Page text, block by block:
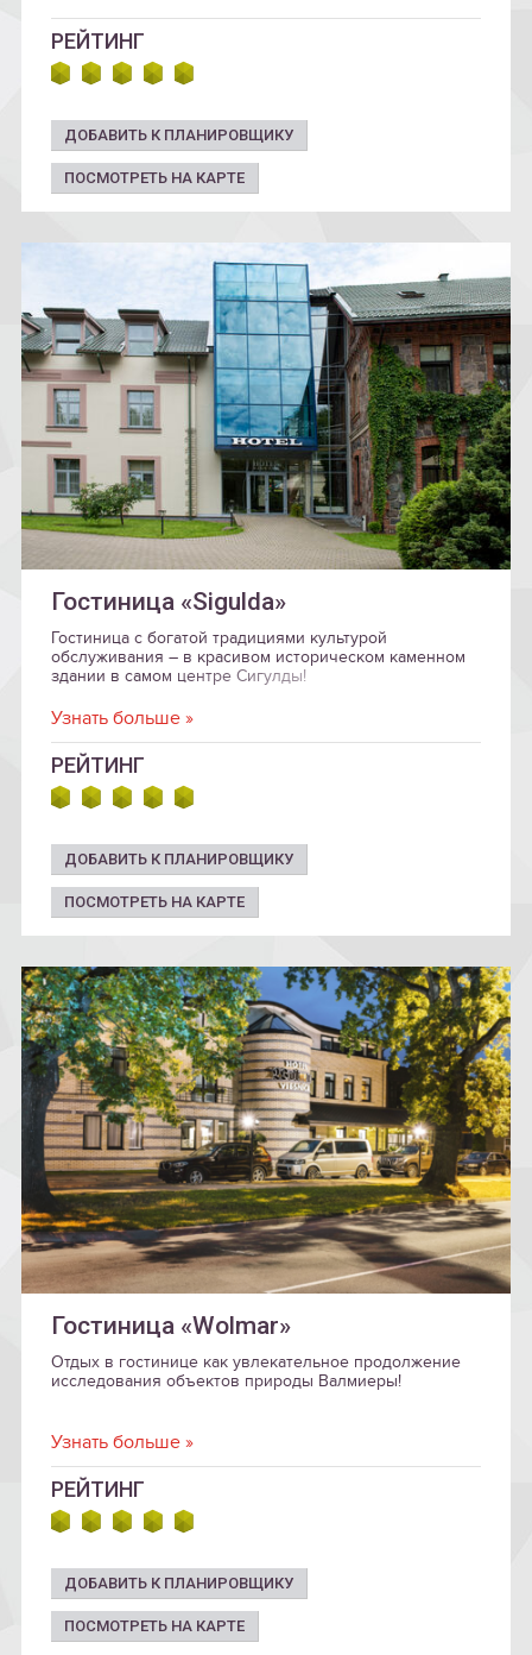
РЕЙТИНГ
ДОБАВИТЬ К ПЛАНИРОВЩИКУ
ПОСМОТРЕТЬ НА КАРТЕ
Гостиница «Sigulda»
Гостиница с богатой традициями культурой
обслуживания – в красивом историческом каменном
здании в самом центре Сигулды!
Узнать больше »
РЕЙТИНГ
ДОБАВИТЬ К ПЛАНИРОВЩИКУ
ПОСМОТРЕТЬ НА КАРТЕ
Гостиница «Wolmar»
Отдых в гостинице как увлекательное продолжение
исследования объектов природы Валмиеры!
Узнать больше »
РЕЙТИНГ
ДОБАВИТЬ К ПЛАНИРОВЩИКУ
ПОСМОТРЕТЬ НА КАРТЕ